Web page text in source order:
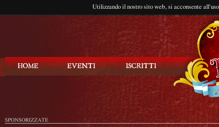
Utilizzando il nostro sito web, si acconsente
SPONSORIZZATE